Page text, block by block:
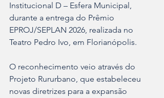
Institucional D – Esfera Municipal,
durante a entrega do Prêmio
EPROJ/SEPLAN 2026, realizada no
Teatro Pedro Ivo, em Florianópolis.
O reconhecimento veio através do
Projeto Rururbano, que estabeleceu
novas diretrizes para a expansão